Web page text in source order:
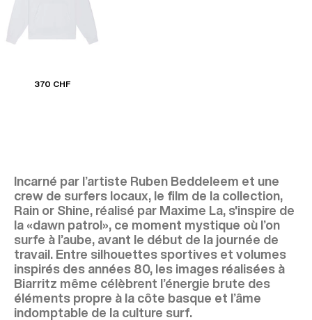
370 CHF
Incarné par l’artiste Ruben Beddeleem et une
crew de surfers locaux, le film de la collection,
Rain or Shine, réalisé par Maxime La, s'inspire de
la «dawn patrol», ce moment mystique où l’on
surfe à l’aube, avant le début de la journée de
travail. Entre silhouettes sportives et volumes
inspirés des années 80, les images réalisées à
Biarritz même célèbrent l’énergie brute des
éléments propre à la côte basque et l’âme
indomptable de la culture surf.